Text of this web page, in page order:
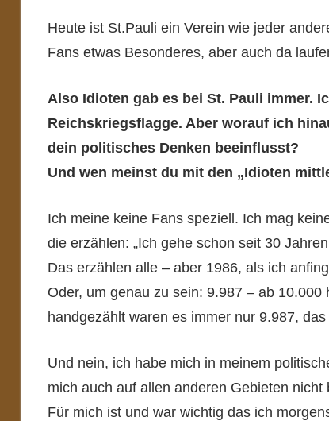
Heute ist St.Pauli ein Verein wie jeder
Fans etwas Besonderes, aber auch da
Also Idioten gab es bei St. Pauli immer.
Reichskriegsflagge. Aber worauf ich
dein politisches Denken beeinflusst?
Und wen meinst du mit den „Idioten
Ich meine keine Fans speziell. Ich mag
die erzählen: „Ich gehe schon seit 30
Das erzählen alle – aber 1986, als ich
Oder, um genau zu sein: 9.987 – ab
handgezählt waren es immer nur 9.987,
Und nein, ich habe mich in meinem
mich auch auf allen anderen Gebieten nicht
Für mich ist und war wichtig das ich